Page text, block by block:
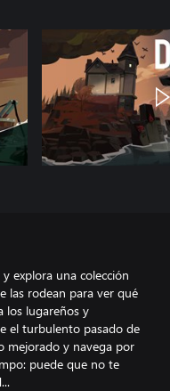
explora una colección
las rodean para ver qué
los lugareños y
el turbulento pasado de
mejorado y navega por
puede que no te